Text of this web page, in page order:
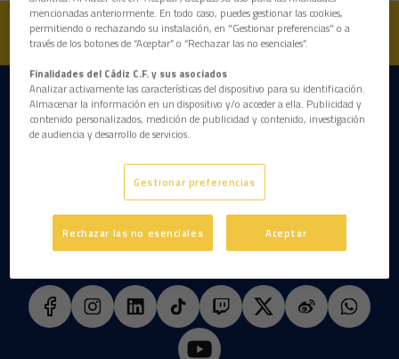
DESCARGAR LA APP AHORA
mencionadas anteriormente. En todo caso, puedes gestionar las cookies,
permitiendo o rechazando su instalación, en "Gestionar preferencias" o a
través de los botones de “Aceptar” o “Rechazar las no esenciales”.
Finalidades del Cádiz C.F. y sus asociados
Analizar activamente las características del dispositivo para su identificación.
Almacenar la información en un dispositivo y/o acceder a ella. Publicidad y
contenido personalizados, medición de publicidad y contenido, investigación
de audiencia y desarrollo de servicios.
Gestionar preferencias
Rechazar las no esenciales Aceptar